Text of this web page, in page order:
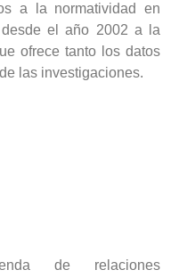
a la normatividad en
el año 2002 a la
ofrece tanto los datos
las investigaciones.
de relaciones